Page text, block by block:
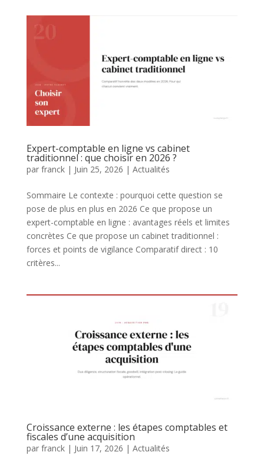
Expert-comptable en ligne vs cabinet
traditionnel : que choisir en 2026 ?
par franck| Juin 25, 2026 | Actualités
Sommaire Le contexte : pourquoi cette question se
pose de plus en plus en 2026 Ce que propose un
expert-comptable en ligne : avantages réels et limites
concrètes Ce que propose un cabinet traditionnel :
forces et points de vigilance Comparatif direct : 10
critères...
Croissance externe : les étapes comptables et
fiscales d’une acquisition
par franck| Juin 17, 2026 | Actualités